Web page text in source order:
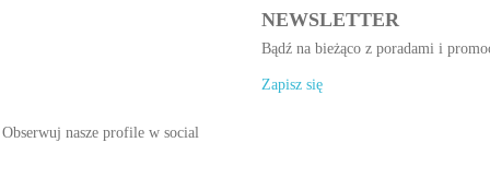
nasze profile w social
NEWSLETTER
Bądź na bieżąco z poradami i
Zapisz się